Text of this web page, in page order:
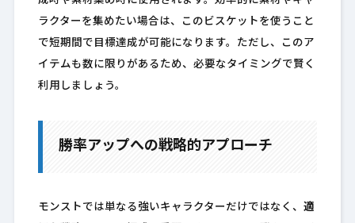
ラクターを集めたい場合は、このビスケットを使うこと
で短期間で目標達成が可能になります。ただし、このア
イテムも数に限りがあるため、必要なタイミングで賢く
利用しましょう。
勝率アップへの戦略的アプローチ
モンストでは単なる強いキャラクターだけではなく、 適